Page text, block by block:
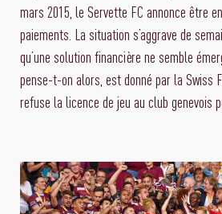
mars 2015, le Servette FC annonce être
paiements. La situation s’aggrave de
qu’une solution financière ne semble
pense-t-on alors, est donné par la Swiss
refuse la licence de jeu au club genevois